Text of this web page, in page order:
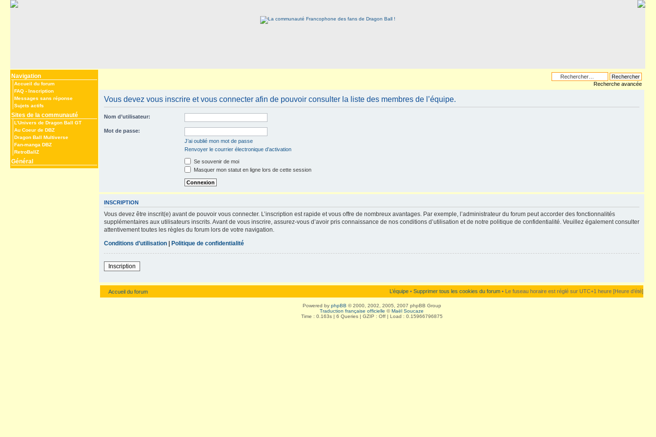
Navigation
Accueil du forum
FAQ - Inscription
Messages sans réponse
Sujets actifs
Sites de la communauté
L’Univers de Dragon Ball GT
Au Coeur de DBZ
Dragon Ball Multiverse
Fan-manga DBZ
RetroBallZ
Général
Recherche avancée
Vous devez vous inscrire et vous connecter afin de pouvoir consulter la liste des membres de l’équipe.
Nom d’utilisateur:
Mot de passe:
J’ai oublié mon mot de passe
Renvoyer le courrier électronique d’activation
Se souvenir de moi
Masquer mon statut en ligne lors de cette session
INSCRIPTION
Vous devez être inscrit(e) avant de pouvoir vous connecter. L’inscription est rapide et vous offre de nombreux avantages. Par exemple, l’administrateur du forum peut accorder des fonctionnalités
supplémentaires aux utilisateurs inscrits. Avant de vous inscrire, assurez-vous d’avoir pris connaissance de nos conditions d’utilisation et de notre politique de confidentialité. Veuillez également consulter
attentivement toutes les règles du forum lors de votre navigation.
Conditions d’utilisation | Politique de confidentialité
Inscription
Accueil du forum L’équipe • Supprimer tous les cookies du forum • Le fuseau horaire est réglé sur UTC+1 heure [Heure d’été]
Powered by phpBB © 2000, 2002, 2005, 2007 phpBB Group
Traduction française officielle ©Maël Soucaze
Time : 0.163s | 6 Queries | GZIP : Off | Load : 0.15966796875